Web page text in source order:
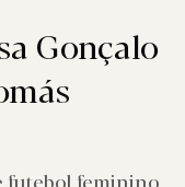
Gonçalo
futebol feminino